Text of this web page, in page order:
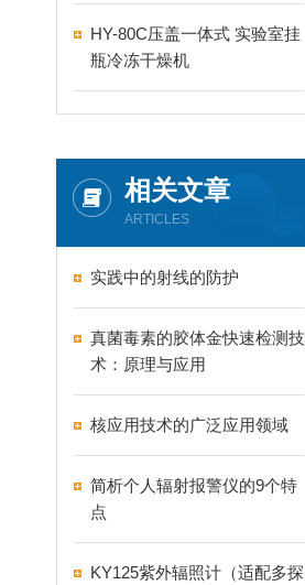
HY-80C压盖一体式 实验室挂
瓶冷冻干燥机
相关文章
ARTICLES
实践中的射线的防护
真菌毒素的胶体金快速检测技
术：原理与应用
核应用技术的广泛应用领域
简析个人辐射报警仪的9个特
点
KY125紫外辐照计（适配多探